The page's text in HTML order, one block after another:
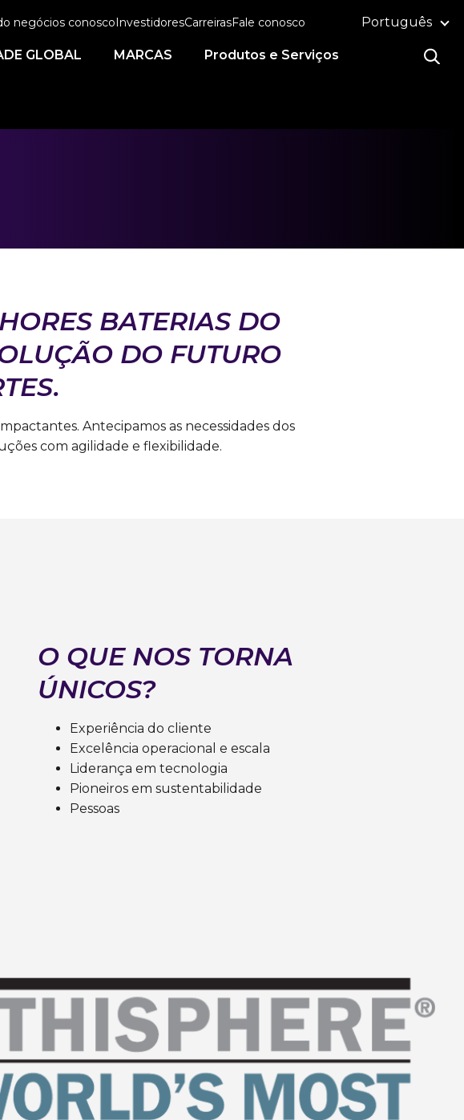
negócios conoscoInvestidoresCarreirasFale conosco Português
GLOBAL MARCAS Produtos e Serviços
BATERIAS DO
DO FUTURO
Antecipamos as necessidades dos
com agilidade e flexibilidade.
O QUE NOS TORNA
ÚNICOS?
Experiência do cliente
Excelência operacional e escala
Liderança em tecnologia
Pioneiros em sustentabilidade
Pessoas